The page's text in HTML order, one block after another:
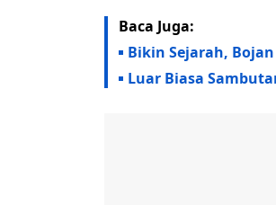
Baca Juga:
Bikin Sejarah,
Luar Biasa